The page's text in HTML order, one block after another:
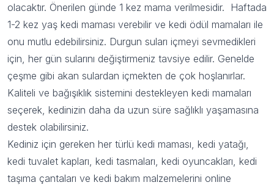
olacaktır. Önerilen günde 1 kez mama verilmesidir. Haftada
1-2 kez yaş kedi maması verebilir ve kedi ödül mamaları ile
onu mutlu edebilirsiniz. Durgun suları içmeyi sevmedikleri
için, her gün sularını değiştirmeniz tavsiye edilir. Genelde
çeşme gibi akan sulardan içmekten de çok hoşlanırlar.
Kaliteli ve bağışıklık sistemini destekleyen kedi mamaları
seçerek, kedinizin daha da uzun süre sağlıklı yaşamasına
destek olabilirsiniz.
Kediniz için gereken her türlü kedi maması, kedi yatağı,
kedi tuvalet kapları, kedi tasmaları, kedi oyuncakları, kedi
taşıma çantaları ve kedi bakım malzemelerini online